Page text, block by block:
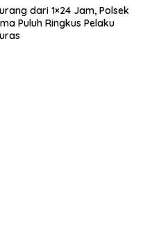
Satreskrim Polres Batu Bara
Ungkap Kasus Curat, Tiga
Pelaku Diamankan